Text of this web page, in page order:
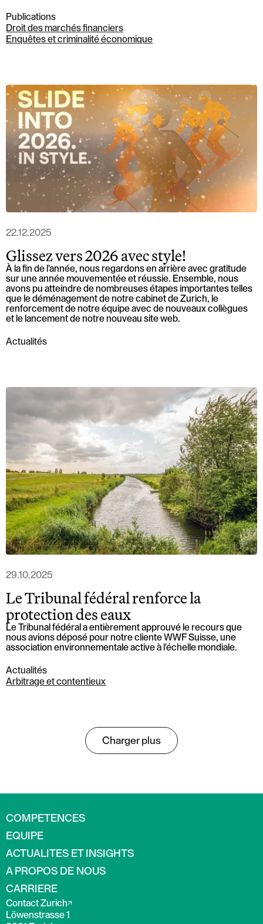
Publications
Droit des marchés financiers
Enquêtes et criminalité économique
22.12.2025
Glissez vers 2026 avec style!
À la fin de l'année, nous regardons en arrière avec gratitude
sur une année mouvementée et réussie. Ensemble, nous
avons pu atteindre de nombreuses étapes importantes telles
que le déménagement de notre cabinet de Zurich, le
renforcement de notre équipe avec de nouveaux collègues
et le lancement de notre nouveau site web.
Actualités
29.10.2025
Le Tribunal fédéral renforce la
protection des eaux
Le Tribunal fédéral a entièrement approuvé le recours que
nous avions déposé pour notre cliente WWF Suisse, une
association environnementale active à l'échelle mondiale.
Actualités
Arbitrage et contentieux
Charger plus
COMPETENCES
EQUIPE
ACTUALITES ET INSIGHTS
A PROPOS DE NOUS
CARRIERE
Contact Zurich
Löwenstrasse 1